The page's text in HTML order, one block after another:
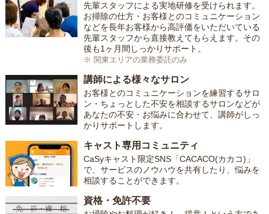
先輩スタッフによる実地研修を受けられます。
お掃除の仕方・お客様とのコミュニケーション
などを長年お客様から高評価をいただいている
先輩スタッフから直接教えてもらえます。その
後も1ヶ月間しっかりサポート。
※ 関東エリアの業務委託のみ
講師による様々なサロン
お客様とのコミュニケーションを練習するサロ
ン・ちょっとした不安を相談するサロンなどが
あなたの不安・お悩みに合わせて、講師がしっ
かりサポートします。
キャスト専用コミュニティ
CaSyキャスト限定SNS「CACACO(カカコ)」
で、サービスのノウハウを共有したり、悩みを
相談することができます。
資格・免許不要